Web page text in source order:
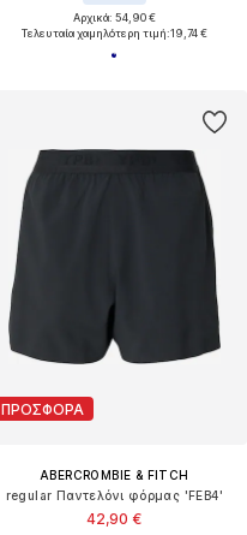
Αρχικά: 54,90 €
Τελευταία χαμηλότερη τιμή:19,74 €
ΠΡΟΣΦΟΡΑ
ABERCROMBIE & FITCH
regular Παντελόνι φόρμας 'FEB4'
42,90 €